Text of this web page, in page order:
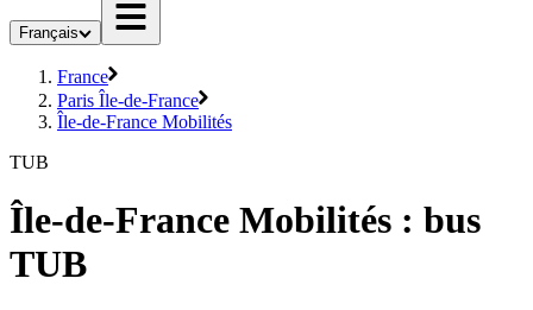
Français
France
Paris Île-de-France
Île-de-France Mobilités
TUB
Île-de-France Mobilités : bus
TUB